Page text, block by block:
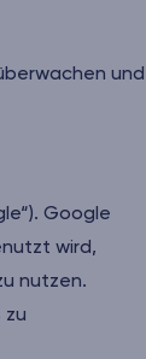
und
Google
wird,
nutzen.
zu